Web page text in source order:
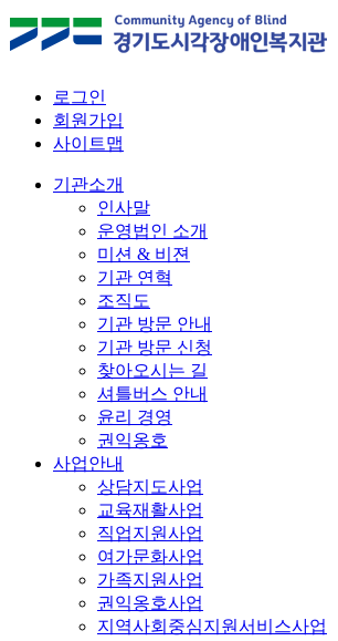
로그인
회원가입
사이트맵
기관소개
인사말
운영법인 소개
미션 & 비젼
기관 연혁
조직도
기관 방문 안내
기관 방문 신청
찾아오시는 길
셔틀버스 안내
윤리 경영
권익옹호
사업안내
상담지도사업
교육재활사업
직업지원사업
여가문화사업
가족지원사업
권익옹호사업
지역사회중심지원서비스사업